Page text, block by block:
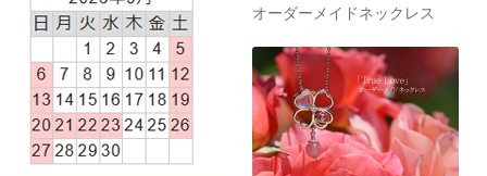
オーダーメイドネックレス